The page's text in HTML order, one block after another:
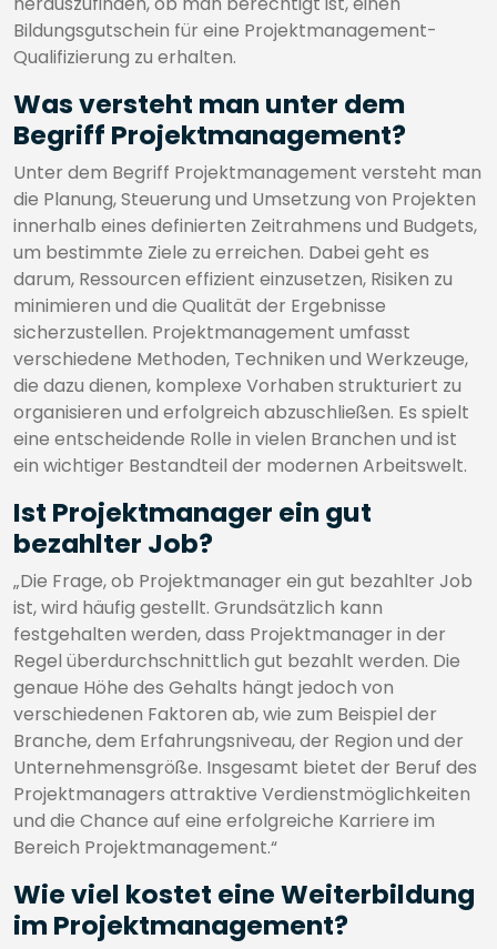
Bildungsgutschein für eine Projektmanagement-
Qualifizierung zu erhalten.
Was versteht man unter dem
Begriff Projektmanagement?
Unter dem Begriff Projektmanagement versteht man
die Planung, Steuerung und Umsetzung von Projekten
innerhalb eines definierten Zeitrahmens und Budgets,
um bestimmte Ziele zu erreichen. Dabei geht es
darum, Ressourcen effizient einzusetzen, Risiken zu
minimieren und die Qualität der Ergebnisse
sicherzustellen. Projektmanagement umfasst
verschiedene Methoden, Techniken und Werkzeuge,
die dazu dienen, komplexe Vorhaben strukturiert zu
organisieren und erfolgreich abzuschließen. Es spielt
eine entscheidende Rolle in vielen Branchen und ist
ein wichtiger Bestandteil der modernen Arbeitswelt.
Ist Projektmanager ein gut
bezahlter Job?
„Die Frage, ob Projektmanager ein gut bezahlter Job
ist, wird häufig gestellt. Grundsätzlich kann
festgehalten werden, dass Projektmanager in der
Regel überdurchschnittlich gut bezahlt werden. Die
genaue Höhe des Gehalts hängt jedoch von
verschiedenen Faktoren ab, wie zum Beispiel der
Branche, dem Erfahrungsniveau, der Region und der
Unternehmensgröße. Insgesamt bietet der Beruf des
Projektmanagers attraktive Verdienstmöglichkeiten
und die Chance auf eine erfolgreiche Karriere im
Bereich Projektmanagement.“
Wie viel kostet eine Weiterbildung
im Projektmanagement?